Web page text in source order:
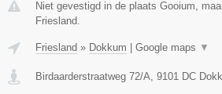
Niet gevestigd in de plaats Gooium,
Friesland.
Friesland » Dokkum Google maps ▼
Birdaarderstraatweg 72/A 9101 DC